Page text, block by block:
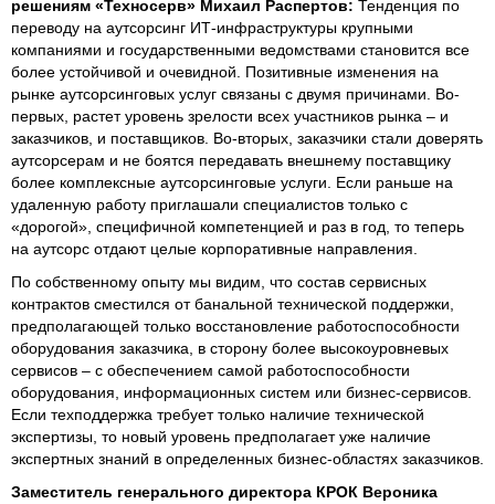
решениям «Техносерв» Михаил Распертов: Тенденция по
переводу на аутсорсинг ИТ-инфраструктуры крупными
компаниями и государственными ведомствами становится все
более устойчивой и очевидной. Позитивные изменения на
рынке аутсорсинговых услуг связаны с двумя причинами. Во-
первых, растет уровень зрелости всех участников рынка – и
заказчиков, и поставщиков. Во-вторых, заказчики стали доверять
аутсорсерам и не боятся передавать внешнему поставщику
более комплексные аутсорсинговые услуги. Если раньше на
удаленную работу приглашали специалистов только с
«дорогой», специфичной компетенцией и раз в год, то теперь
на аутсорс отдают целые корпоративные направления.
По собственному опыту мы видим, что состав сервисных
контрактов сместился от банальной технической поддержки,
предполагающей только восстановление работоспособности
оборудования заказчика, в сторону более высокоуровневых
сервисов – с обеспечением самой работоспособности
оборудования, информационных систем или бизнес-сервисов.
Если техподдержка требует только наличие технической
экспертизы, то новый уровень предполагает уже наличие
экспертных знаний в определенных бизнес-областях заказчиков.
Заместитель генерального директора КРОК Вероника